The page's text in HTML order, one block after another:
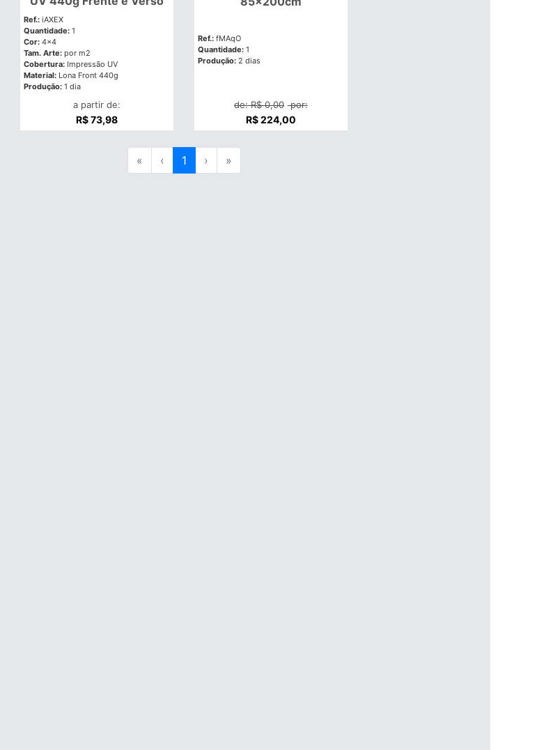
Ref.: iAXEX
Quantidade: 1
Cor: 4x4
Tam. Arte: por m2
Cobertura: Impressão UV
Material: Lona Front 440g
Produção: 1 dia
a partir de:
R$ 73,98
Ref.: fMAqO
Quantidade: 1
Produção: 2 dias
de: R$ 0,00 por:
R$ 224,00
« ‹ 1 › »